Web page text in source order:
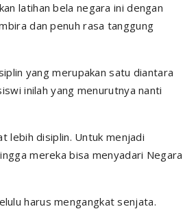
latihan bela negara ini dengan
dan penuh rasa tanggung
yang merupakan satu diantara
inilah yang menurutnya nanti
lebih disiplin. Untuk menjadi
mereka bisa menyadari Negara
harus mengangkat senjata.